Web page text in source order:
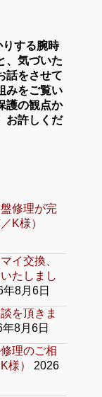
する腕時
、気づいた
話をさせて
みをご覧い
護の観点か
お許しくだ
修理が完
K様）
イ交換、
たしまし
年8月6日
を頂きま
8月6日
理のご相
様）
2026